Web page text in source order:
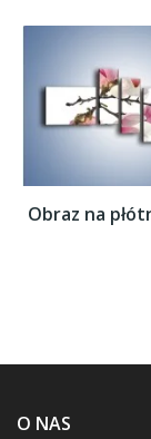
O NAS